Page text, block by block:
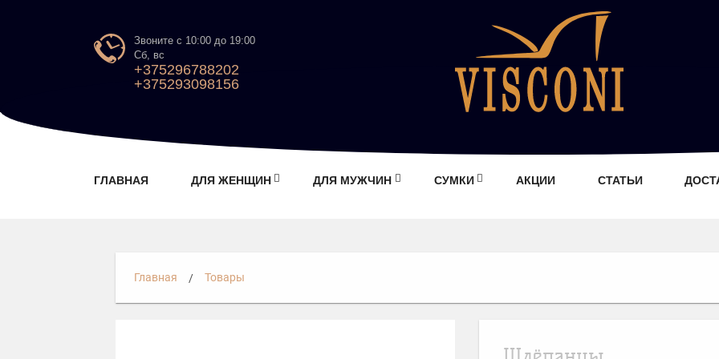
Звоните с 10:00 до 19:00
Сб, вс
+375296788202
+375293098156
ГЛАВНАЯ ДЛЯ ЖЕНЩИН ДЛЯ МУЖЧИН СУМКИ АКЦИИ СТАТЬИ
Главная Товары